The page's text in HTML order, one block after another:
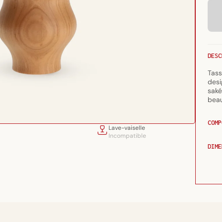
Lave-vaiselle
Incompatible